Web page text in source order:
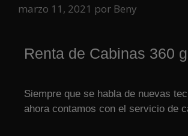
marzo 11, 2021 por Beny
Renta de Cabinas 360
Siempre que se habla de nuevas
ahora contamos con el servicio de